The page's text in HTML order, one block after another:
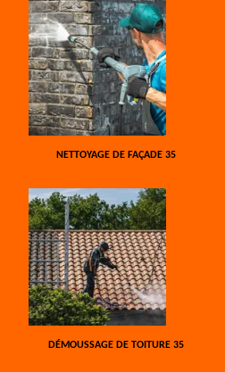
NETTOYAGE DE FAÇADE 35
DÉMOUSSAGE DE TOITURE 35